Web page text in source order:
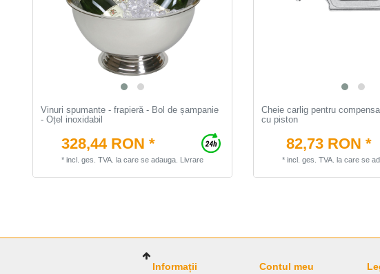
Vinuri spumante - frapieră - Bol de șampanie
- Oțel inoxidabil
328,44 RON *
* incl. ges. TVA. la care se adauga. Livrare
Cheie carlig pentru
cu piston
82,73 RON *
* incl. ges. TVA. la care se
Informații Contul meu